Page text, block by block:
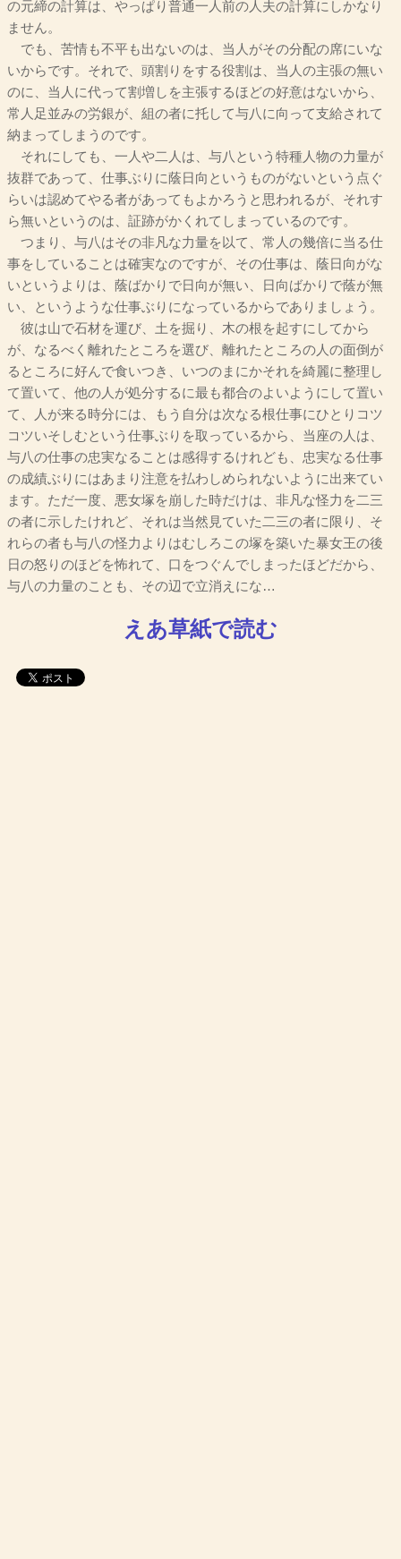
の元締の計算は、やっぱり普通一人前の人夫の計算にしかなり
ません。
でも、苦情も不平も出ないのは、当人がその分配の席にいな
いからです。それで、頭割りをする役割は、当人の主張の無い
のに、当人に代って割増しを主張するほどの好意はないから、
常人足並みの労銀が、組の者に托して与八に向って支給されて
納まってしまうのです。
それにしても、一人や二人は、与八という特種人物の力量が
抜群であって、仕事ぶりに蔭日向というものがないという点ぐ
らいは認めてやる者があってもよかろうと思われるが、それす
ら無いというのは、証跡がかくれてしまっているのです。
つまり、与八はその非凡な力量を以て、常人の幾倍に当る仕
事をしていることは確実なのですが、その仕事は、蔭日向がな
いというよりは、蔭ばかりで日向が無い、日向ばかりで蔭が無
い、というような仕事ぶりになっているからでありましょう。
彼は山で石材を運び、土を掘り、木の根を起すにしてから
が、なるべく離れたところを選び、離れたところの人の面倒が
るところに好んで食いつき、いつのまにかそれを綺麗に整理し
て置いて、他の人が処分するに最も都合のよいようにして置い
て、人が来る時分には、もう自分は次なる根仕事にひとりコツ
コツいそしむという仕事ぶりを取っているから、当座の人は、
与八の仕事の忠実なることは感得するけれども、忠実なる仕事
の成績ぶりにはあまり注意を払わしめられないように出来てい
ます。ただ一度、悪女塚を崩した時だけは、非凡な怪力を二三
の者に示したけれど、それは当然見ていた二三の者に限り、そ
れらの者も与八の怪力よりはむしろこの塚を築いた暴女王の後
日の怒りのほどを怖れて、口をつぐんでしまったほどだから、
与八の力量のことも、その辺で立消えにな…
えあ草紙で読む